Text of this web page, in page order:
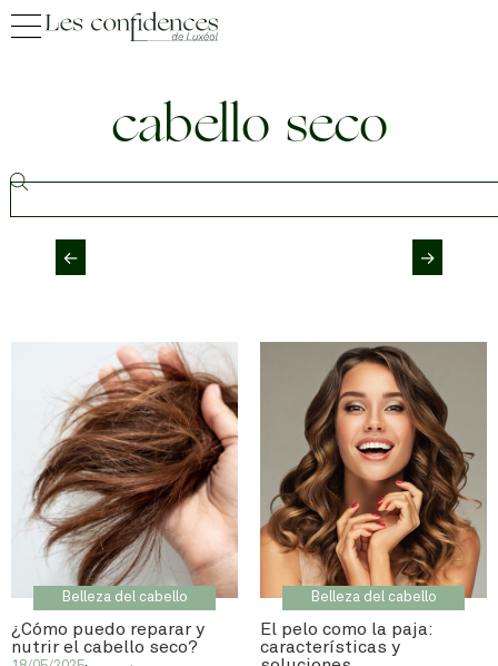
cabello seco
← →
Belleza del cabello
¿Cómo puedo reparar y
nutrir el cabello seco?
Belleza del cabello
El pelo como la paja:
características y